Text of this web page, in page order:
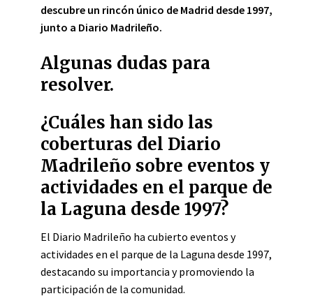
descubre un rincón único de Madrid desde 1997,
junto a Diario Madrileño.
Algunas dudas para
resolver.
¿Cuáles han sido las
coberturas del Diario
Madrileño sobre eventos y
actividades en el parque de
la Laguna desde 1997?
El Diario Madrileño ha cubierto eventos y
actividades en el parque de la Laguna desde 1997,
destacando su importancia y promoviendo la
participación de la comunidad.